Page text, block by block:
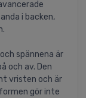
i backen,
spännena är
och av. Den
vristen och är
gör inte